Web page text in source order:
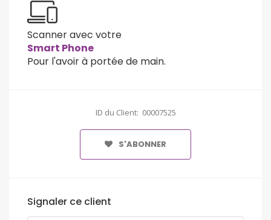
Scanner avec votre
Smart Phone
Pour l'avoir à portée de main.
ID du Client: 00007525
S'ABONNER
Signaler ce client